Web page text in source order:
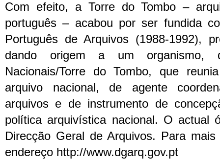
Com efeito, a Torre do Tombo –
português – acabou por ser fundida
Português de Arquivos (1988-1992),
dando origem a um organismo,
Nacionais/Torre do Tombo, que
arquivo nacional, de agente
arquivos e de instrumento de
política arquivística nacional. O actual
Direcção Geral de Arquivos. Para
endereço http://www.dgarq.gov.pt